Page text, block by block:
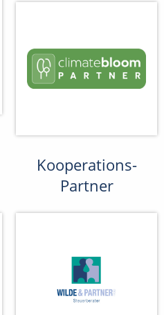
Kooperations-
Partner